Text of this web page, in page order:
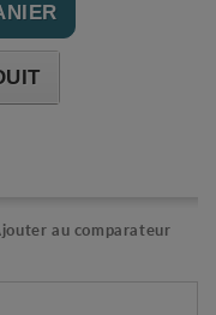
au comparateur